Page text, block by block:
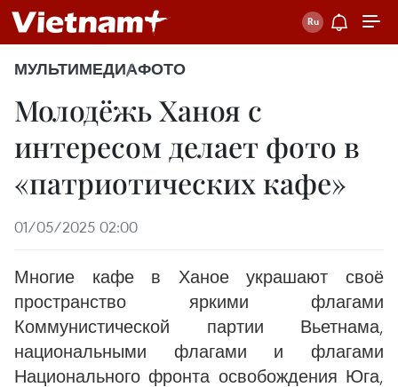
МУЛЬТИМЕДИАФОТО
Молодёжь Ханоя с
интересом делает фото в
«патриотических кафе»
01/05/2025 02:00
Многие кафе в Ханое украшают своё
пространство яркими флагами
Коммунистической партии Вьетнама,
национальными флагами и флагами
Национального фронта освобождения Юга,